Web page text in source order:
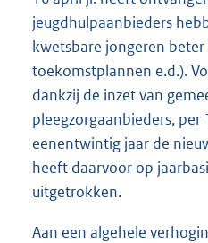
jeugdhulpaanbieders
kwetsbare jongeren
toekomstplannen e.d.).
dankzij de inzet van
pleegzorgaanbieders, per
eenentwintig jaar de
heeft daarvoor op
uitgetrokken.
Aan een algehele